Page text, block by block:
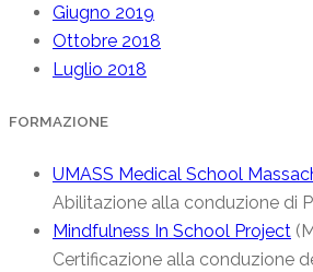
Giugno 2019
Ottobre 2018
Luglio 2018
FORMAZIONE
UMASS Medical School
Abilitazione alla conduzione di
Mindfulness In School Project
Certificazione alla conduzione